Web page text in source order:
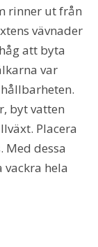
rinner ut från
vävnader
att byta
var
byt vatten
Placera
Med dessa
hela